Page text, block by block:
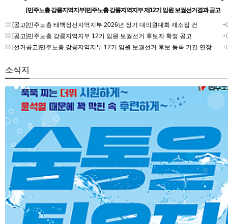
[민주노총 강릉지역지부]민주노총 강릉지역지부 제12기 임원 보궐선거결과 공고
[공고]민주노총 태백정선지역지부 2026년 정기 대의원대회 재소집 건
[공고]민주노총 강릉지역지부 12기 임원 보궐선거 후보자 확정 공고
[선거공고]민주노총 강릉지역지부 12기 임원 보궐선거 후보 등록 기간 연장 공고
소식지